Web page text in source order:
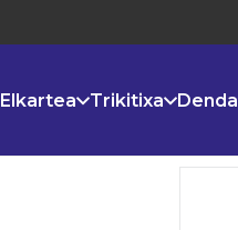
Elkartea Trikitixa Denda